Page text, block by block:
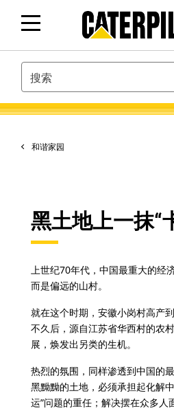
SEARCH
和谐家园
黑土地上一抹“
上世纪70年代，中国最重大的经
而是偏远的山村。
就在这个时期，安徽小岗村高产
不久后，源自江苏省华西村的农
展，焕发出另类的生机。
热烈的氛围，同样渗透到中国
黑黝黝的土地，必须承担起化解
运”问题的重任；解决摆在众多人